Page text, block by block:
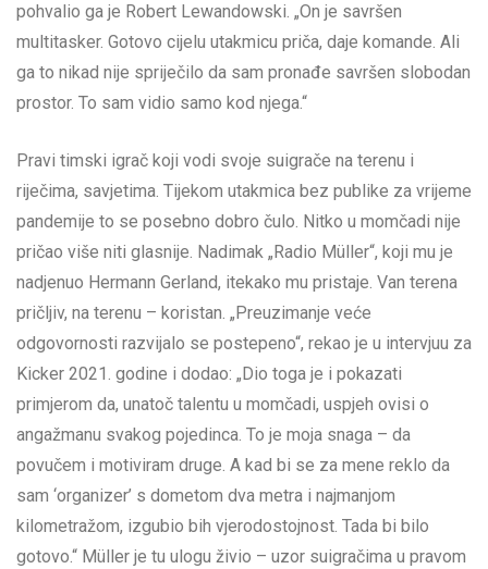
pohvalio ga je Robert Lewandowski. „On je savršen
multitasker. Gotovo cijelu utakmicu priča, daje komande. Ali
ga to nikad nije spriječilo da sam pronađe savršen slobodan
prostor. To sam vidio samo kod njega.“
Pravi timski igrač koji vodi svoje suigrače na terenu i
riječima, savjetima. Tijekom utakmica bez publike za vrijeme
pandemije to se posebno dobro čulo. Nitko u momčadi nije
pričao više niti glasnije. Nadimak „Radio Müller“, koji mu je
nadjenuo Hermann Gerland, itekako mu pristaje. Van terena
pričljiv, na terenu – koristan. „Preuzimanje veće
odgovornosti razvijalo se postepeno“, rekao je u intervjuu za
Kicker 2021. godine i dodao: „Dio toga je i pokazati
primjerom da, unatoč talentu u momčadi, uspjeh ovisi o
angažmanu svakog pojedinca. To je moja snaga – da
povučem i motiviram druge. A kad bi se za mene reklo da
sam ‘organizer’ s dometom dva metra i najmanjom
kilometražom, izgubio bih vjerodostojnost. Tada bi bilo
gotovo.“ Müller je tu ulogu živio – uzor suigračima u pravom